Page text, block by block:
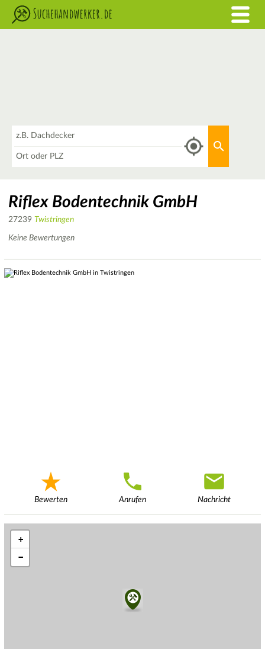
Riflex Bodentechnik GmbH
27239 Twistringen
Keine Bewertungen
Bewerten Anrufen Nachricht
+
−